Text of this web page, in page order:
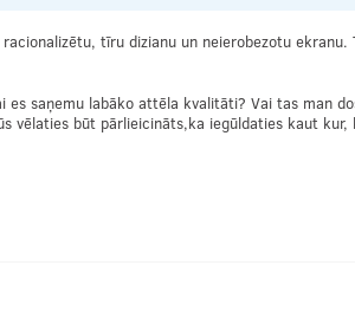
tīru dizianu un neierobezotu
saņemu labāko attēla kvalitāti? Vai tas man
vēlaties būt pārlieicināts,ka iegūldaties kaut